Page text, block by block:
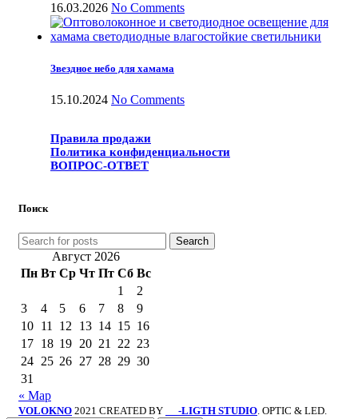
16.03.2026 No Comments
Звездное небо для хамама
15.10.2024 No Comments
Правила продажи
Политика конфиденциальности
ВОПРОС-ОТВЕТ
Поиск
Search
Август 2026
Пн Вт Ср Чт Пт Сб Вс
1
2
3
4 5 6 7 8
9
10 11 12 13 14 15 16
17 18 19 20 21 22 23
24 25 26 27 28 29 30
31
« Мар
VOLOKNO 2021 CREATED BY -LIGTH STUDIO. OPTIC & LED.